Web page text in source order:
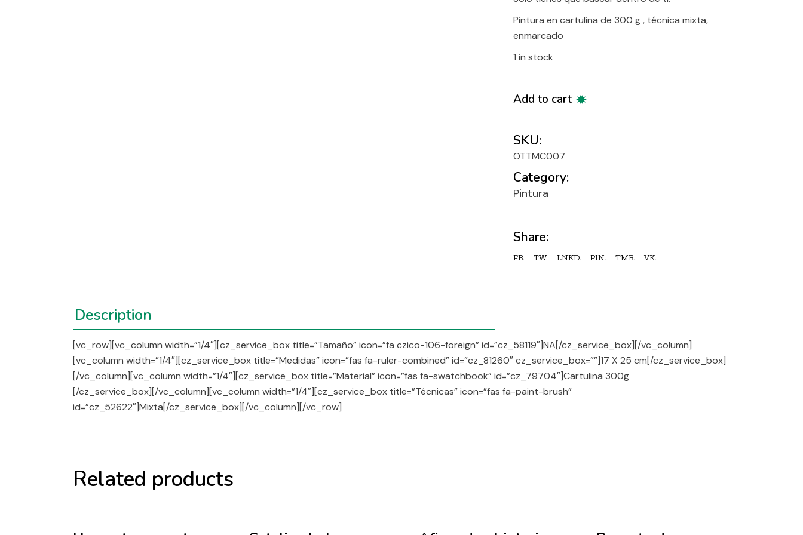
Pintura en cartulina de 300 g , técnica mixta,
enmarcado
1 in stock
Add to cart
SKU:
OTTMC007
Category:
Pintura
Share:
FB. TW. LNKD. PIN. TMB. VK.
Description
[vc_row][vc_column width=”1/4″][cz_service_box title=”Tamaño” icon=”fa czico-106-foreign” id=”cz_58119″]NA[/cz_service_box][/vc_column]
[vc_column width=”1/4″][cz_service_box title=”Medidas” icon=”fas fa-ruler-combined” id=”cz_81260″ cz_service_box=””]17 X 25 cm[/cz_service_box]
[/vc_column][vc_column width=”1/4″][cz_service_box title=”Material” icon=”fas fa-swatchbook” id=”cz_79704″]Cartulina 300g
[/cz_service_box][/vc_column][vc_column width=”1/4″][cz_service_box title=”Técnicas” icon=”fas fa-paint-brush”
id=”cz_52622″]Mixta[/cz_service_box][/vc_column][/vc_row]
Related products